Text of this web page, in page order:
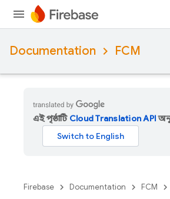
Documentation FCM
এই পৃষ্ঠাটি Cloud Translation API
Firebase Documentation FCM